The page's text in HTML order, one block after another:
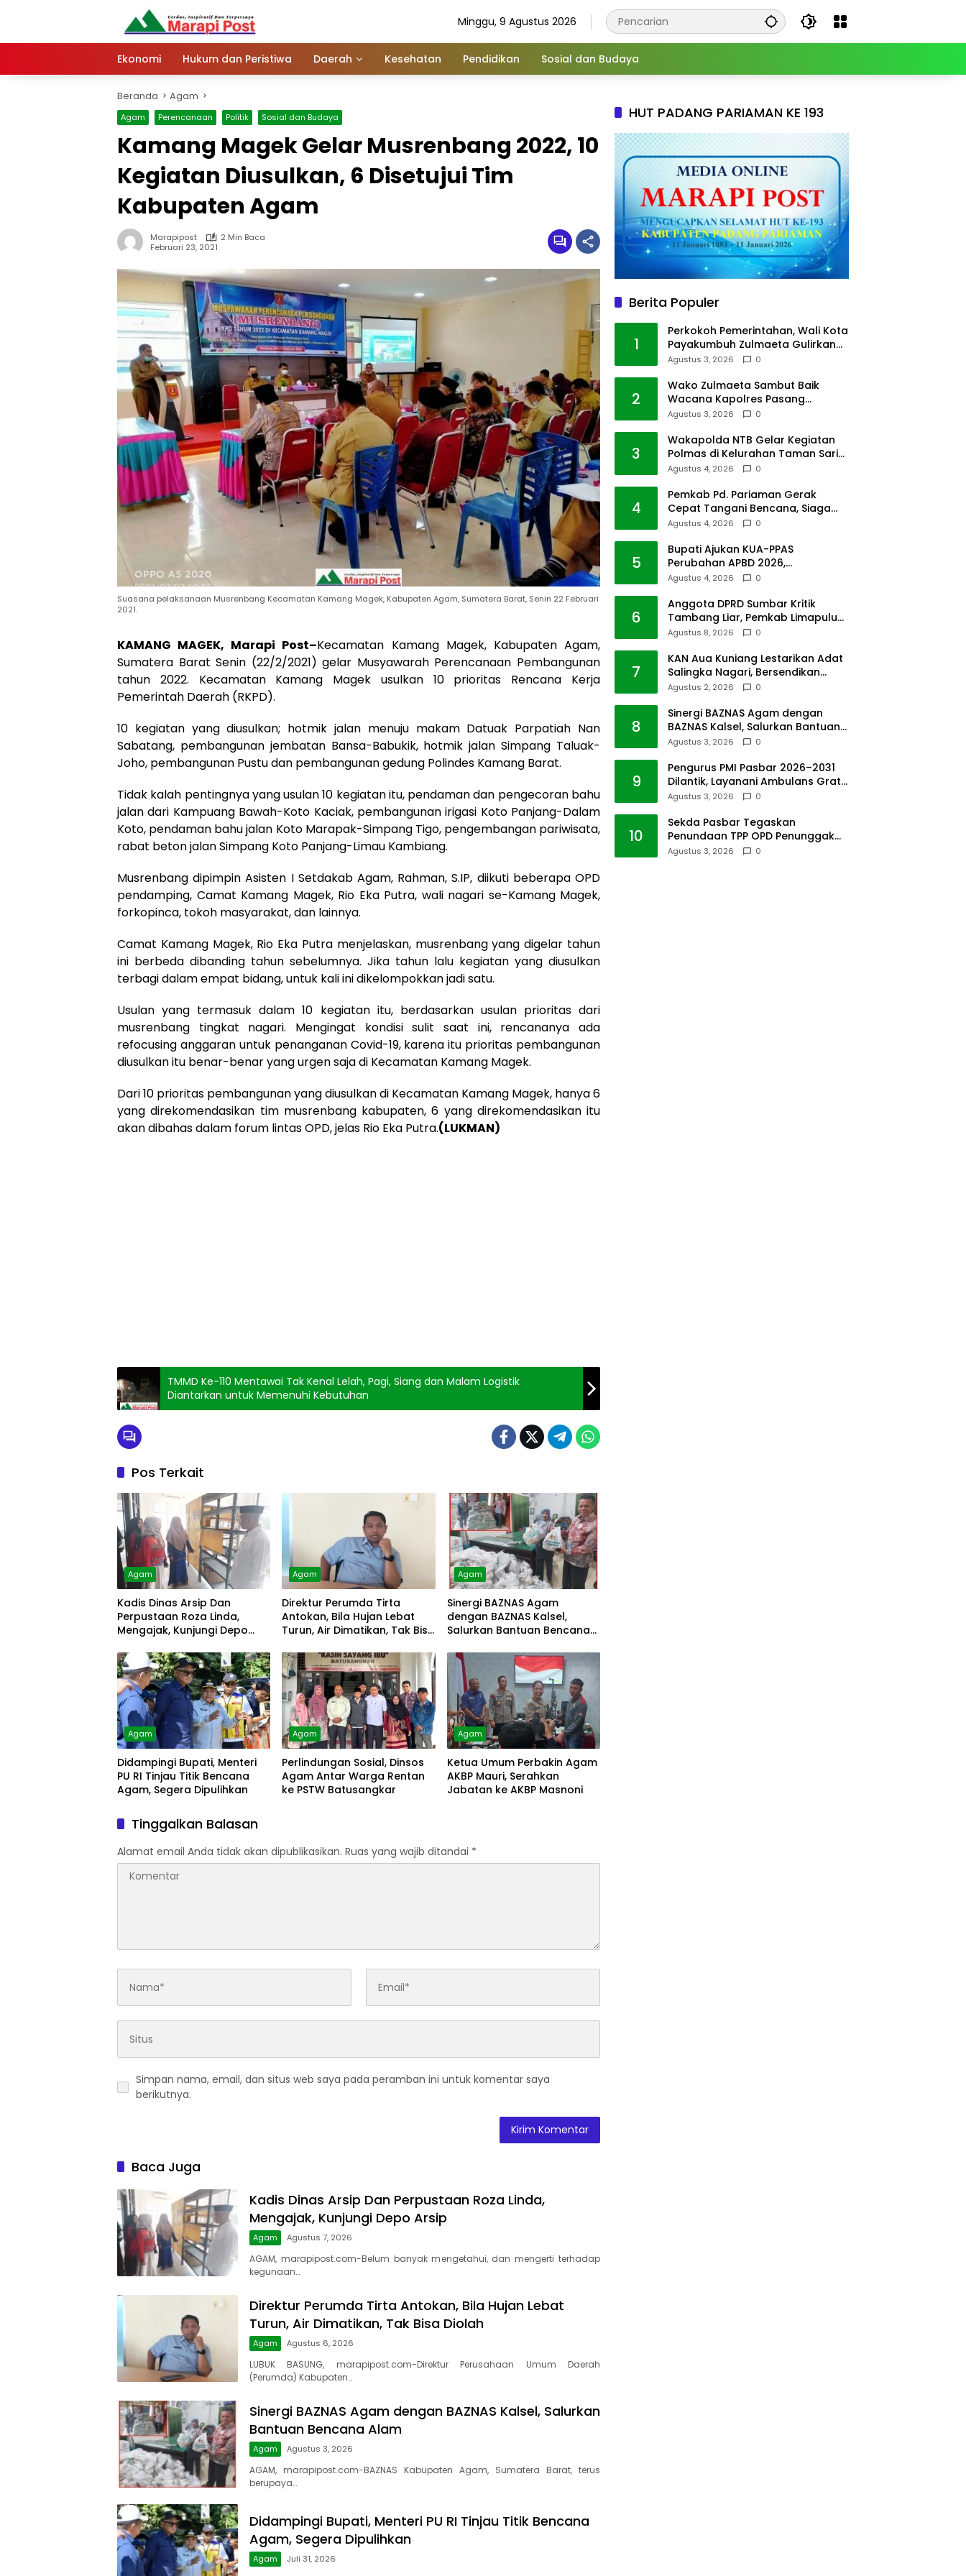
Minggu, 9 Agustus 2026
Ekonomi Hukum dan Peristiwa Daerah Kesehatan Pendidikan Sosial dan Budaya
Beranda Agam
Agam Perencanaan Politik Sosial dan Budaya
Kamang Magek Gelar Musrenbang 2022, 10
Kegiatan Diusulkan, 6 Disetujui Tim
Kabupaten Agam
Marapipost
2 Min Baca
Februari 23, 2021
Suasana pelaksanaan Musrenbang Kecamatan Kamang Magek, Kabupaten Agam, Sumatera Barat, Senin 22 Februari
2021.
KAMANG MAGEK, Marapi Post–Kecamatan Kamang Magek, Kabupaten Agam,
Sumatera Barat Senin (22/2/2021) gelar Musyawarah Perencanaan Pembangunan
tahun 2022. Kecamatan Kamang Magek usulkan 10 prioritas Rencana Kerja
Pemerintah Daerah (RKPD).
10 kegiatan yang diusulkan; hotmik jalan menuju makam Datuak Parpatiah Nan
Sabatang, pembangunan jembatan Bansa-Babukik, hotmik jalan Simpang Taluak-
Joho, pembangunan Pustu dan pembangunan gedung Polindes Kamang Barat.
Tidak kalah pentingnya yang usulan 10 kegiatan itu, pendaman dan pengecoran bahu
jalan dari Kampuang Bawah-Koto Kaciak, pembangunan irigasi Koto Panjang-Dalam
Koto, pendaman bahu jalan Koto Marapak-Simpang Tigo, pengembangan pariwisata,
rabat beton jalan Simpang Koto Panjang-Limau Kambiang.
Musrenbang dipimpin Asisten I Setdakab Agam, Rahman, S.IP, diikuti beberapa OPD
pendamping, Camat Kamang Magek, Rio Eka Putra, wali nagari se-Kamang Magek,
forkopinca, tokoh masyarakat, dan lainnya.
Camat Kamang Magek, Rio Eka Putra menjelaskan, musrenbang yang digelar tahun
ini berbeda dibanding tahun sebelumnya. Jika tahun lalu kegiatan yang diusulkan
terbagi dalam empat bidang, untuk kali ini dikelompokkan jadi satu.
Usulan yang termasuk dalam 10 kegiatan itu, berdasarkan usulan prioritas dari
musrenbang tingkat nagari. Mengingat kondisi sulit saat ini, rencananya ada
refocusing anggaran untuk penanganan Covid-19, karena itu prioritas pembangunan
diusulkan itu benar-benar yang urgen saja di Kecamatan Kamang Magek.
Dari 10 prioritas pembangunan yang diusulkan di Kecamatan Kamang Magek, hanya 6
yang direkomendasikan tim musrenbang kabupaten, 6 yang direkomendasikan itu
akan dibahas dalam forum lintas OPD, jelas Rio Eka Putra.(LUKMAN)
TMMD Ke-110 Mentawai Tak Kenal Lelah, Pagi, Siang dan Malam Logistik
Diantarkan untuk Memenuhi Kebutuhan
Pos Terkait
Agam
Kadis Dinas Arsip Dan
Perpustaan Roza Linda,
Mengajak, Kunjungi Depo
Agam
Direktur Perumda Tirta
Antokan, Bila Hujan Lebat
Turun, Air Dimatikan, Tak Bisa
Agam
Sinergi BAZNAS Agam
dengan BAZNAS Kalsel,
Salurkan Bantuan Bencana
Agam
Didampingi Bupati, Menteri
PU RI Tinjau Titik Bencana
Agam, Segera Dipulihkan
Agam
Perlindungan Sosial, Dinsos
Agam Antar Warga Rentan
ke PSTW Batusangkar
Agam
Ketua Umum Perbakin Agam
AKBP Mauri, Serahkan
Jabatan ke AKBP Masnoni
Tinggalkan Balasan
Alamat email Anda tidak akan dipublikasikan. Ruas yang wajib ditandai *
Simpan nama, email, dan situs web saya pada peramban ini untuk komentar saya
berikutnya.
Baca Juga
Kadis Dinas Arsip Dan Perpustaan Roza Linda,
Mengajak, Kunjungi Depo Arsip
Agam Agustus 7, 2026
AGAM, marapipost.com-Belum banyak mengetahui, dan mengerti terhadap
kegunaan…
Direktur Perumda Tirta Antokan, Bila Hujan Lebat
Turun, Air Dimatikan, Tak Bisa Diolah
Agam Agustus 6, 2026
LUBUK BASUNG, marapipost.com-Direktur Perusahaan Umum Daerah
(Perumda) Kabupaten…
Sinergi BAZNAS Agam dengan BAZNAS Kalsel, Salurkan
Bantuan Bencana Alam
Agam Agustus 3, 2026
AGAM, marapipost.com-BAZNAS Kabupaten Agam, Sumatera Barat, terus
berupaya…
Didampingi Bupati, Menteri PU RI Tinjau Titik Bencana
Agam, Segera Dipulihkan
Agam Juli 31, 2026
HUT PADANG PARIAMAN KE 193
Berita Populer
1
Perkokoh Pemerintahan, Wali Kota
Payakumbuh Zulmaeta Gulirkan
Jabatan
Agustus 3, 2026 0
2
Wako Zulmaeta Sambut Baik
Wacana Kapolres Pasang
Kamera Pantau Lalin
Agustus 3, 2026 0
3
Wakapolda NTB Gelar Kegiatan
Polmas di Kelurahan Taman Sari
Ampenan
Agustus 4, 2026 0
4
Pemkab Pd. Pariaman Gerak
Cepat Tangani Bencana, Siaga
Cuaca Ekstrem
Agustus 4, 2026 0
5
Bupati Ajukan KUA-PPAS
Perubahan APBD 2026,
Pendapatan Pasbar Naik 15
Agustus 4, 2026 0
6
Anggota DPRD Sumbar Kritik
Tambang Liar, Pemkab Limapuluh
Kota Pilih Diam
Agustus 8, 2026 0
7
KAN Aua Kuniang Lestarikan Adat
Salingka Nagari, Bersendikan
Kitabullah
Agustus 2, 2026 0
8
Sinergi BAZNAS Agam dengan
BAZNAS Kalsel, Salurkan Bantuan
Bencana Alam
Agustus 3, 2026 0
9
Pengurus PMI Pasbar 2026–2031
Dilantik, Layanani Ambulans Gratis
ke Padang
Agustus 3, 2026 0
10
Sekda Pasbar Tegaskan
Penundaan TPP OPD Penunggak
Pajak Kendaraan Dinas
Agustus 3, 2026 0